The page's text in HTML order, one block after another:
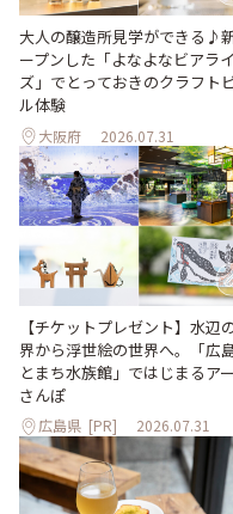
大人の醸造所見学ができる♪
ープンした「よなよなビアライ
ズ」でとっておきのクラフト
ル体験
大阪府 2026.07.31
【チケットプレゼント】水辺
界から浮世絵の世界へ。「広
とまち水族館」ではじまるア
さんぽ
広島県 [PR] 2026.07.31